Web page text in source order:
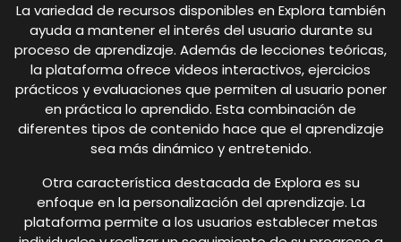
La variedad de recursos disponibles en Explora también
ayuda a mantener el interés del usuario durante su
proceso de aprendizaje. Además de lecciones teóricas,
la plataforma ofrece videos interactivos, ejercicios
prácticos y evaluaciones que permiten al usuario poner
en práctica lo aprendido. Esta combinación de
diferentes tipos de contenido hace que el aprendizaje
sea más dinámico y entretenido.
Otra característica destacada de Explora es su
enfoque en la personalización del aprendizaje. La
plataforma permite a los usuarios establecer metas